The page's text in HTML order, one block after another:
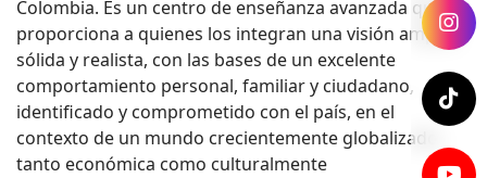
Colombia. Es un centro de enseñanza avanzada que
proporciona a quienes los integran una visión amplia,
sólida y realista, con las bases de un excelente
comportamiento personal, familiar y ciudadano,
identificado y comprometido con el país, en el
contexto de un mundo crecientemente globalizado,
tanto económica como culturalmente